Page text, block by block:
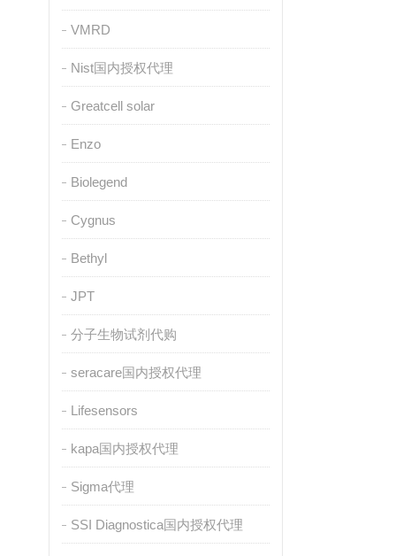
VMRD
Nist国内授权代理
Greatcell solar
Enzo
Biolegend
Cygnus
Bethyl
JPT
分子生物试剂代购
seracare国内授权代理
Lifesensors
kapa国内授权代理
Sigma代理
SSI Diagnostica国内授权代理